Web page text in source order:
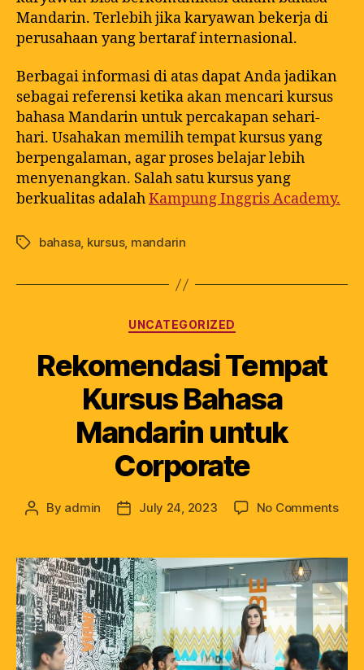
Mandarin. Terlebih jika karyawan bekerja di
perusahaan yang bertaraf internasional.
Berbagai informasi di atas dapat Anda jadikan
sebagai referensi ketika akan mencari kursus
bahasa Mandarin untuk percakapan sehari-
hari. Usahakan memilih tempat kursus yang
berpengalaman, agar proses belajar lebih
menyenangkan. Salah satu kursus yang
berkualitas adalahKampung Inggris Academy.
bahasa, kursus, mandarin
UNCATEGORIZED
Rekomendasi Tempat
Kursus Bahasa
Mandarin untuk
Corporate
By admin July 24, 2023 No Comments